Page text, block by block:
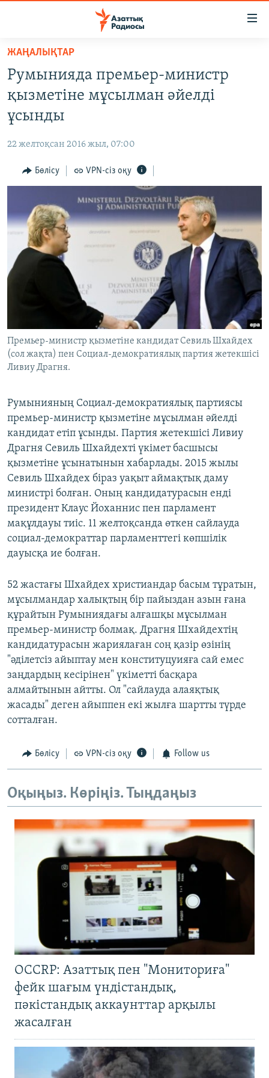
Skip
main
content
main
to
САЯСАТ
АДАМ ҚҰҚЫҚТАРЫ
ӘЛЕУМЕТ
АРНАЙЫ ЖОБАЛАР
Русский
Басқа тілдерде
ЖАҢАЛЫҚТАР
Румынияда премьер-министр
қызметіне мұсылман әйелді
ұсынды
22 желтоқсан 2016 жыл, 07:00
Бөлісу VPN-сіз оқу
Премьер-министр қызметіне кандидат Севиль Шхайдех
(сол жақта) пен Социал-демократиялық партия жетекшісі
Ливиу Драгня.
Румынияның Социал-демократиялық партиясы
премьер-министр қызметіне мұсылман әйелді
кандидат етіп ұсынды. Партия жетекшісі Ливиу
Драгня Севиль Шхайдехті үкімет басшысы
қызметіне ұсынатынын хабарлады. 2015 жылы
Севиль Шхайдех біраз уақыт аймақтық даму
министрі болған. Оның кандидатурасын енді
президент Клаус Йоханнис пен парламент
мақұлдауы тиіс. 11 желтоқсанда өткен сайлауда
социал-демократтар парламенттегі көпшілік
дауысқа ие болған.
52 жастағы Шхайдех христиандар басым тұратын,
мұсылмандар халықтың бір пайыздан азын ғана
құрайтын Румыниядағы алғашқы мұсылман
премьер-министр болмақ. Драгня Шхайдехтің
кандидатурасын жариялаған соң қазір өзінің
"әділетсіз айыптау мен конституцуияға сай емес
заңдардың кесірінен" үкіметті басқара
алмайтынын айтты. Ол "сайлауда алаяқтық
жасады" деген айыппен екі жылға шартты түрде
сотталған.
Бөлісу VPN-сіз оқу Follow us
Оқыңыз. Көріңіз. Тыңдаңыз
OCCRP: Азаттық пен "Мониториға"
фейк шағым үндістандық,
пәкістандық аккаунттар арқылы
жасалған